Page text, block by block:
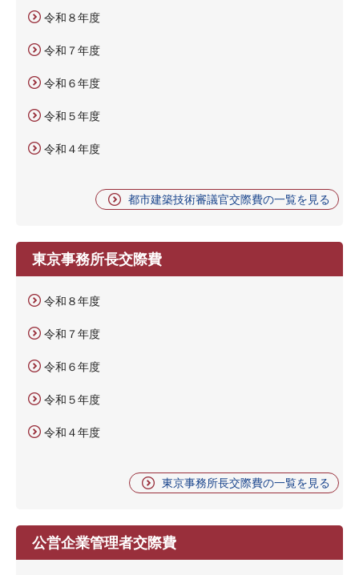
令和８年度
令和７年度
令和６年度
令和５年度
令和４年度
都市建築技術審議官交際費の一覧を見る
東京事務所長交際費
令和８年度
令和７年度
令和６年度
令和５年度
令和４年度
東京事務所長交際費の一覧を見る
公営企業管理者交際費